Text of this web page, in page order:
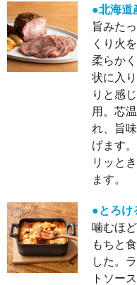
赤身
と脂
身が
網目
状に
入
り、
程よ
肉を
使
用。
芯温
63℃
の低
温で
じっ
●北海道
旨みた
くり火
柔らか
状に入
りと感
用。芯
れ、旨
げます
リッと
ます。
●とろけ
噛むほ
もちと
した。
トソー